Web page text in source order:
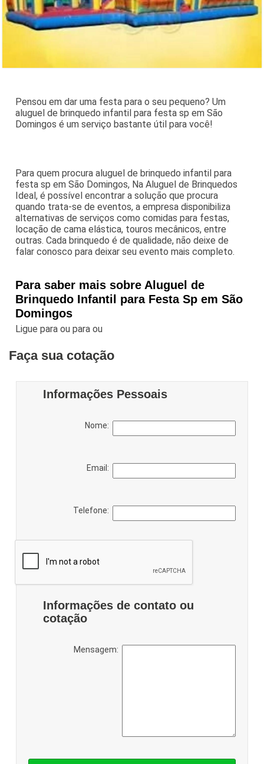
Pensou em dar uma festa para o seu pequeno? Um
aluguel de brinquedo infantil para festa sp em São
Domingos é um serviço bastante útil para você!
Para quem procura aluguel de brinquedo infantil para
festa sp em São Domingos, Na Aluguel de Brinquedos
Ideal, é possível encontrar a solução que procura
quando trata-se de eventos, a empresa disponibiliza
alternativas de serviços como comidas para festas,
locação de cama elástica, touros mecânicos, entre
outras. Cada brinquedo é de qualidade, não deixe de
falar conosco para deixar seu evento mais completo.
Para saber mais sobre Aluguel de
Brinquedo Infantil para Festa Sp em São
Domingos
Ligue paraou paraou
Faça sua cotação
Informações Pessoais
Nome:
Email:
Telefone:
Informações de contato ou
cotação
Mensagem: